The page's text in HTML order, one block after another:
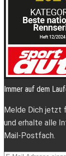
Immer auf dem
Melde Dich jetzt
und erhalte alle
Mail-Postfach.